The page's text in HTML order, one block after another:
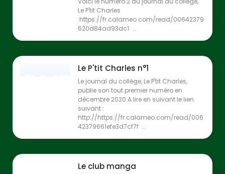
Le P'tit Charles
:https://fr.calameo.com/read/00642379
620d84ad93dc1 ...
Le P'tit Charles n°1
Le journal du collège, Le P'tit Charles,
publie son tout premier numéro en
décembre 2020.A lire en suivant le lien
suivant :
http://https://fr.calameo.com/read/006
42379661efe3d7cf7f ...
Le club manga